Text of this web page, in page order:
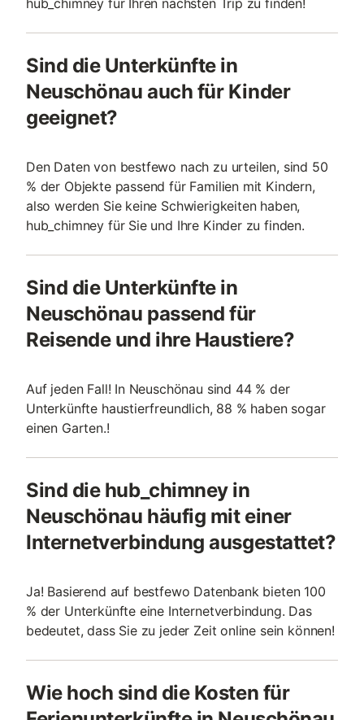
hub_chimney für Ihren nächsten Trip zu finden!
Sind die Unterkünfte in
Neuschönau auch für Kinder
geeignet?
Den Daten von bestfewo nach zu urteilen, sind 50
% der Objekte passend für Familien mit Kindern,
also werden Sie keine Schwierigkeiten haben,
hub_chimney für Sie und Ihre Kinder zu finden.
Sind die Unterkünfte in
Neuschönau passend für
Reisende und ihre Haustiere?
Auf jeden Fall! In Neuschönau sind 44 % der
Unterkünfte haustierfreundlich, 88 % haben sogar
einen Garten.!
Sind die hub_chimney in
Neuschönau häufig mit einer
Internetverbindung ausgestattet?
Ja! Basierend auf bestfewo Datenbank bieten 100
% der Unterkünfte eine Internetverbindung. Das
bedeutet, dass Sie zu jeder Zeit online sein können!
Wie hoch sind die Kosten für